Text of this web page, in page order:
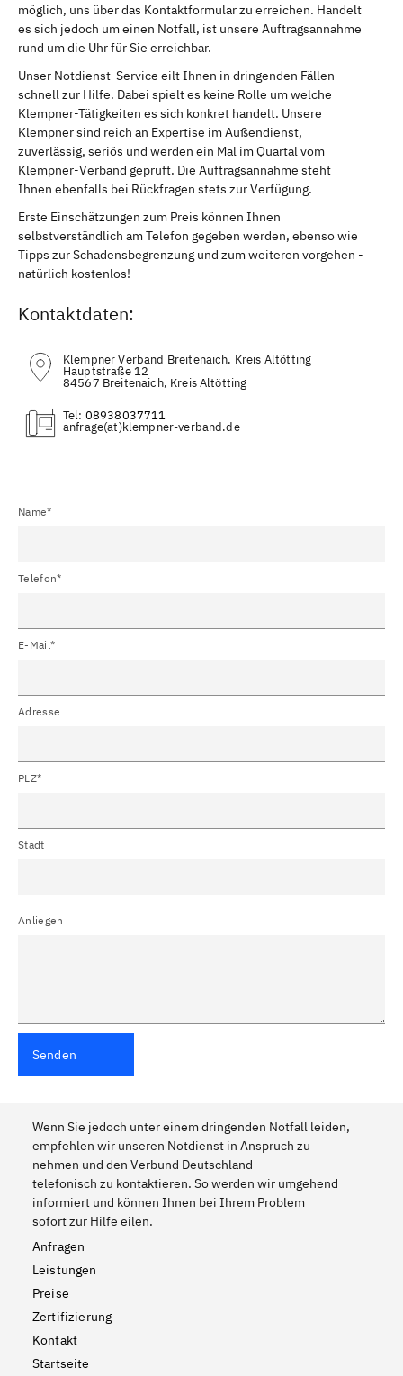
möglich, uns über das Kontaktformular zu erreichen. Handelt
es sich jedoch um einen Notfall, ist unsere Auftragsannahme
rund um die Uhr für Sie erreichbar.
Unser Notdienst-Service eilt Ihnen in dringenden Fällen
schnell zur Hilfe. Dabei spielt es keine Rolle um welche
Klempner-Tätigkeiten es sich konkret handelt. Unsere
Klempner sind reich an Expertise im Außendienst,
zuverlässig, seriös und werden ein Mal im Quartal vom
Klempner-Verband geprüft. Die Auftragsannahme steht
Ihnen ebenfalls bei Rückfragen stets zur Verfügung.
Erste Einschätzungen zum Preis können Ihnen
selbstverständlich am Telefon gegeben werden, ebenso wie
Tipps zur Schadensbegrenzung und zum weiteren vorgehen -
natürlich kostenlos!
Kontaktdaten:
Klempner Verband Breitenaich, Kreis Altötting
Hauptstraße 12
84567 Breitenaich, Kreis Altötting
Tel: 08938037711
(at)
Name*
Telefon*
E-Mail*
Adresse
PLZ*
Stadt
Anliegen
Senden
Wenn Sie jedoch unter einem dringenden Notfall leiden,
empfehlen wir unseren Notdienst in Anspruch zu
nehmen und den Verbund Deutschland
telefonisch zu kontaktieren. So werden wir umgehend
informiert und können Ihnen bei Ihrem Problem
sofort zur Hilfe eilen.
Anfragen
Leistungen
Preise
Zertifizierung
Kontakt
Startseite